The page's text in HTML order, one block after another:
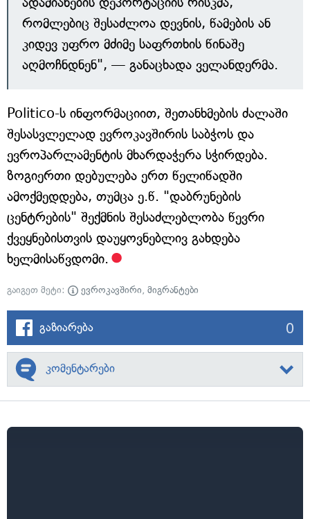
რომლებიც შესაძლოა დევნის, წამების ან
კიდევ უფრო მძიმე საფრთხის წინაშე
აღმოჩნდნენ", — განაცხადა ველანდერმა.
Politico-ს ინფორმაციით, შეთანხმების ძალაში
შესასვლელად ევროკავშირის საბჭოს და
ევროპარლამენტის მხარდაჭერა სჭირდება.
ზოგიერთი დებულება ერთ წელიწადში
ამოქმედდება, თუმცა ე.წ. "დაბრუნების
ცენტრების" შექმნის შესაძლებლობა წევრი
ქვეყნებისთვის დაუყოვნებლივ გახდება
ხელმისაწვდომი.
გაიგეთ მეტი: ევროკავშირი, მიგრანტები
გაზიარება 0
კომენტარები